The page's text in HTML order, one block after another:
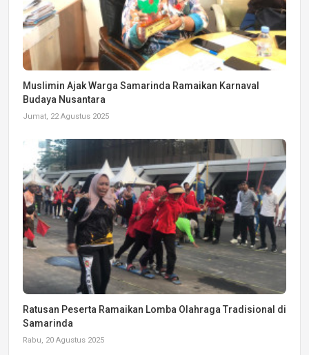
Muslimin Ajak Warga Samarinda Ramaikan Karnaval
Budaya Nusantara
Jumat, 22 Agustus 2025
Ratusan Peserta Ramaikan Lomba Olahraga Tradisional di
Samarinda
Rabu, 20 Agustus 2025